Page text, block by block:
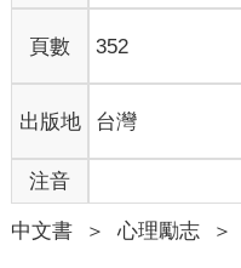
頁數 352
出版地 台灣
注音
中文書 ＞ 心理勵志 ＞